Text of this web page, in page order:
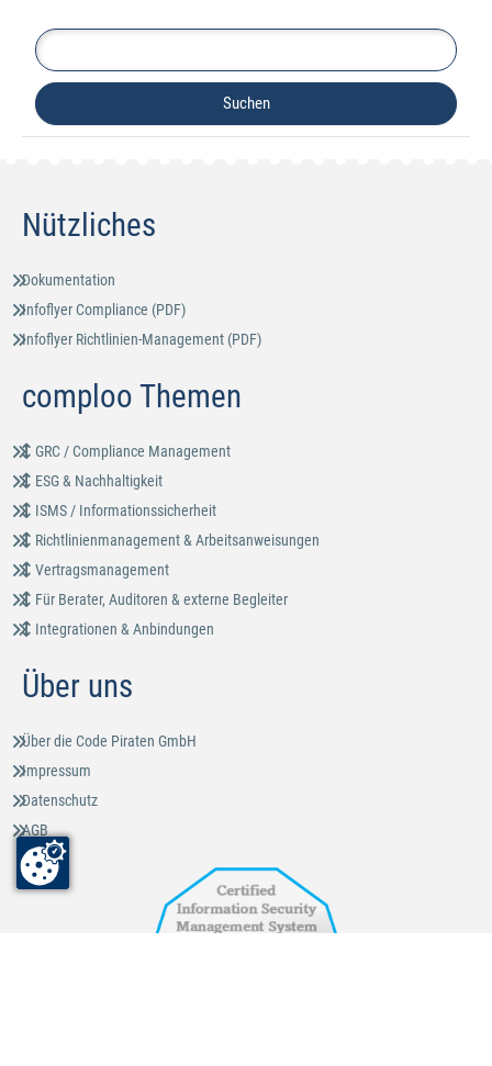
Nützliches
Dokumentation
Infoflyer Compliance (PDF)
Infoflyer Richtlinien-Management (PDF)
comploo Themen
GRC / Compliance Management
ESG & Nachhaltigkeit
ISMS / Informationssicherheit
Richtlinienmanagement & Arbeitsanweisungen
Vertragsmanagement
Für Berater, Auditoren & externe Begleiter
Integrationen & Anbindungen
Über uns
Über die Code Piraten GmbH
Impressum
Datenschutz
AGB